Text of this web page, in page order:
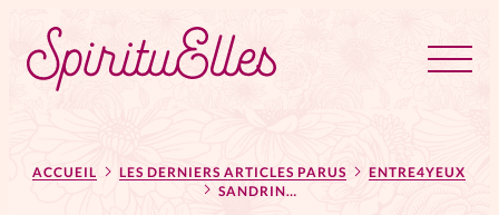
Tous les articles
Actus
ACCUEIL LES DERNIERS ARTICLES PARUS
ENTRE4YEUX
SANDRINE RAY: AUX CÔTÉS DE SPORTIVES D’ÉLITE